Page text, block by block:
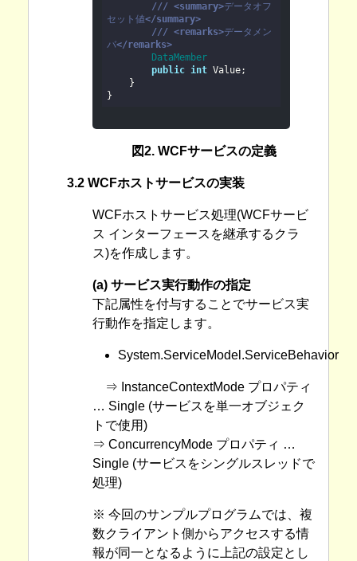
/// <summary>データオフ
セット値</summary>
/// <remarks>データメン
バ</remarks>
DataMember
public int Value;
}
図2. WCFサービスの定義
3.2 WCFホストサービスの実装
WCFホストサービス処理(WCFサービ
ス インターフェースを継承するクラ
ス)を作成します。
(a) サービス実行動作の指定
下記属性を付与することでサービス実
行動作を指定します。
System.ServiceModel.ServiceBehavior
⇒ InstanceContextMode プロパティ
… Single (サービスを単一オブジェク
トで使用)
⇒ ConcurrencyMode プロパティ …
Single (サービスをシングルスレッドで
処理)
※ 今回のサンプルプログラムでは、複
数クライアント側からアクセスする情
報が同一となるように上記の設定とし